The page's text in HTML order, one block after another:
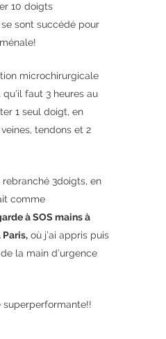
10 doigts
sont succédé pour
microchirurgicale
faut 3 heures au
1 seul doigt, en
tendons et 2
rebranché 3doigts, en
comme
à SOS mains à
où j’ai appris puis
la main d’urgence
superperformante!!